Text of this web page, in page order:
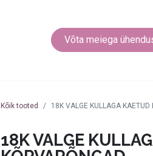
MUUD EHTED Võta meiega
Kõik tooted 18K VALGE KULLAGA KAETUD
18K VALGE